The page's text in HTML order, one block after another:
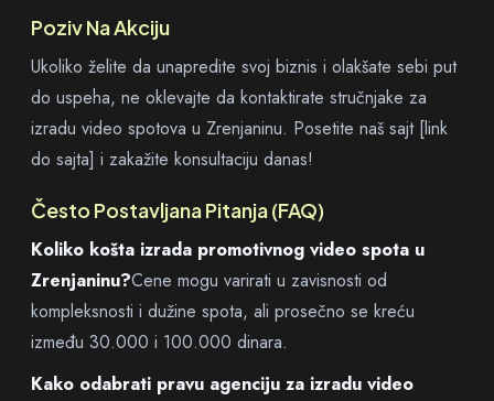
Poziv Na Akciju
Ukoliko želite da unapredite svoj biznis i olakšate sebi put
do uspeha, ne oklevajte da kontaktirate stručnjake za
izradu video spotova u Zrenjaninu. Posetite naš sajt [link
do sajta] i zakažite konsultaciju danas!
Često Postavljana Pitanja (FAQ)
Koliko košta izrada promotivnog video spota u
Zrenjaninu?Cene mogu varirati u zavisnosti od
kompleksnosti i dužine spota, ali prosečno se kreću
između 30.000 i 100.000 dinara.
Kako odabrati pravu agenciju za izradu video